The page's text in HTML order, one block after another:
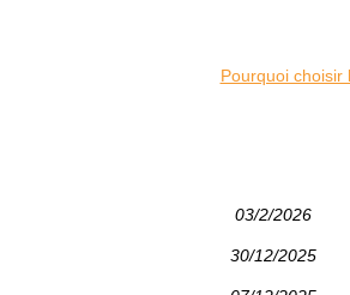
Pourquoi choisir
03/2/2026
30/12/2025